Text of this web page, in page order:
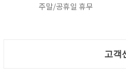
주말/공휴일 휴무
고객